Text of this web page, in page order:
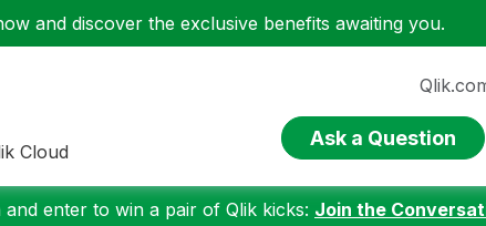
and discover the exclusive benefits awaiting you.
Cloud
Ask a Question
enter to win a pair of Qlik kicks: Join the